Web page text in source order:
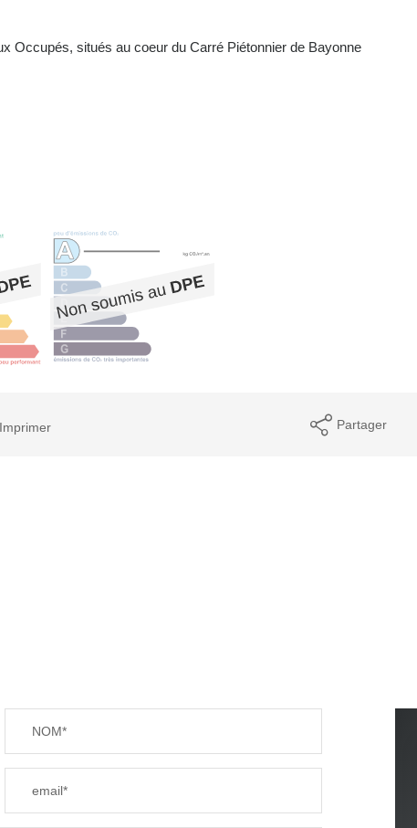
Occupés, situés au coeur du Carré Piétonnier de Bayonne
Imprimer Partager
NOM*
email*